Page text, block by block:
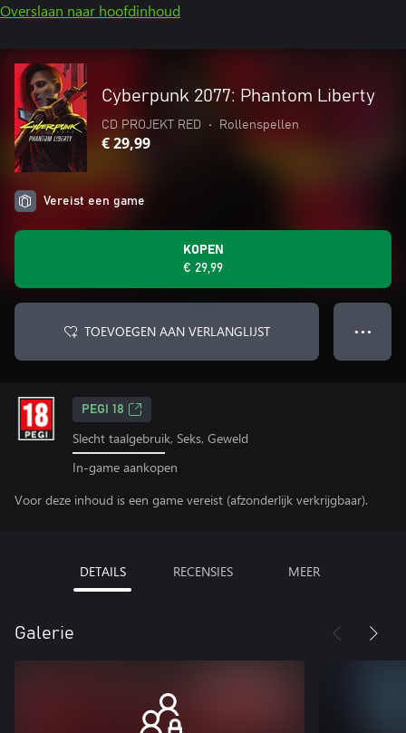
Overslaan naar hoofdinhoud
Cyberpunk 2077: Phantom Liberty
CD PROJEKT RED • Rollenspellen
€ 29,99
Vereist een game
KOPEN
€ 29,99
TOEVOEGEN AAN VERLANGLIJST ● ● ●
PEGI 18
Slecht taalgebruik, Seks, Geweld
In-game aankopen
Voor deze inhoud is een game vereist (afzonderlijk verkrijgbaar).
DETAILS RECENSIES MEER
Galerie